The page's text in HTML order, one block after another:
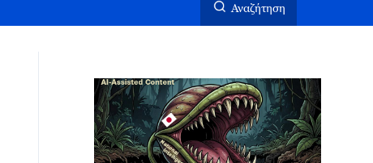
Αναζήτηση